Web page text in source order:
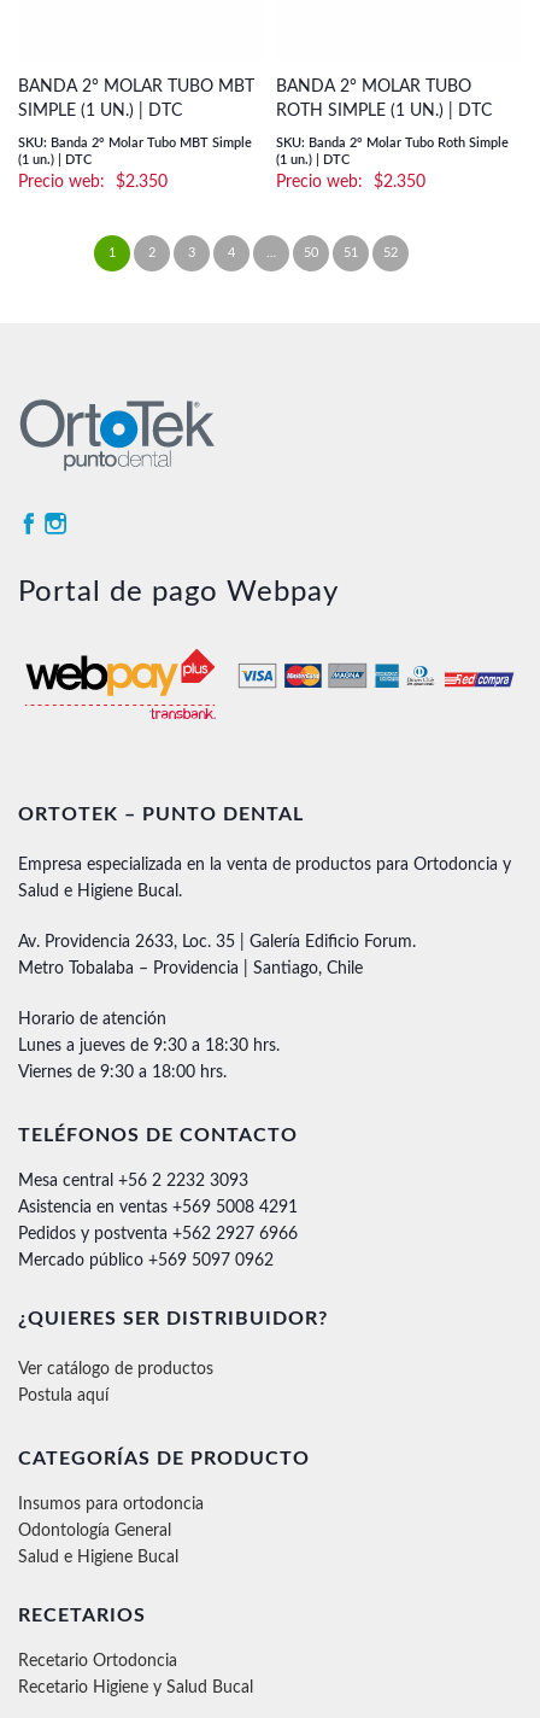
BANDA 2° MOLAR TUBO MBT
SIMPLE (1 UN.) | DTC
SKU: Banda 2° Molar Tubo MBT Simple
(1 un.) | DTC
$2.350
BANDA 2° MOLAR TUBO
ROTH SIMPLE (1 UN.) | DTC
SKU: Banda 2° Molar Tubo Roth Simple
(1 un.) | DTC
$2.350
1 2 3 4 50 51 52
Portal de pago Webpay
ORTOTEK – PUNTO DENTAL
Empresa especializada en la venta de productos para Ortodoncia y
Salud e Higiene Bucal.
Av. Providencia 2633, Loc. 35 | Galería Edificio Forum.
Metro Tobalaba – Providencia | Santiago, Chile
Horario de atención
Lunes a jueves de 9:30 a 18:30 hrs.
Viernes de 9:30 a 18:00 hrs.
TELÉFONOS DE CONTACTO
Mesa central +56 2 2232 3093
Asistencia en ventas +569 5008 4291
Pedidos y postventa +562 2927 6966
Mercado público +569 5097 0962
¿QUIERES SER DISTRIBUIDOR?
Ver catálogo de productos
Postula aquí
CATEGORÍAS DE PRODUCTO
Insumos para ortodoncia
Odontología General
Salud e Higiene Bucal
RECETARIOS
Recetario Ortodoncia
Recetario Higiene y Salud Bucal